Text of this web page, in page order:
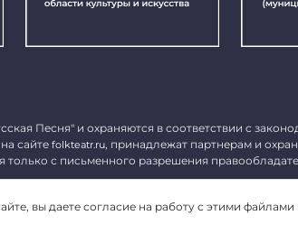
Песня" и охраняются в соответствии с
сайте folkteatr.ru, принадлежат партнерам и
только с письменного разрешения
вы даете согласие на работу с этими файлами